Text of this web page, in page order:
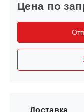
Цена по